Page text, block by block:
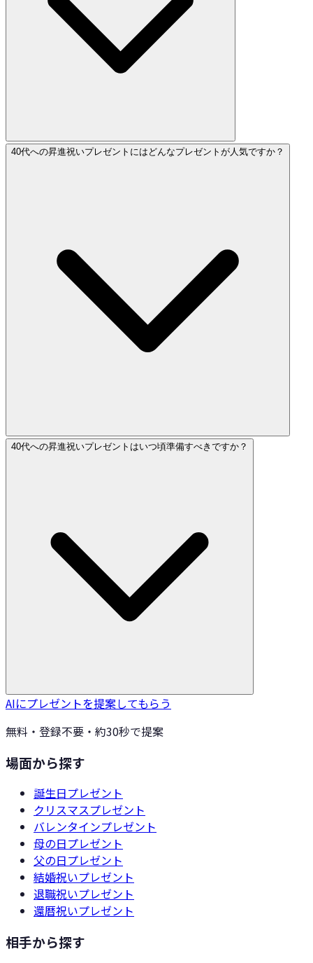
40代への昇進祝いプレゼントにはどんなプレゼントが人気ですか？
40代への昇進祝いプレゼントはいつ頃準備すべきですか？
AIにプレゼントを提案してもらう
無料・登録不要・約30秒で提案
場面から探す
誕生日プレゼント
クリスマスプレゼント
バレンタインプレゼント
母の日プレゼント
父の日プレゼント
結婚祝いプレゼント
退職祝いプレゼント
還暦祝いプレゼント
相手から探す